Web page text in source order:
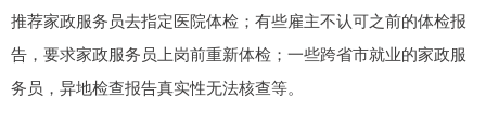
推荐家政服务员去指定医院体检；有些雇主不认可之前的体检报
告，要求家政服务员上岗前重新体检；一些跨省市就业的家政服
务员，异地检查报告真实性无法核查等。